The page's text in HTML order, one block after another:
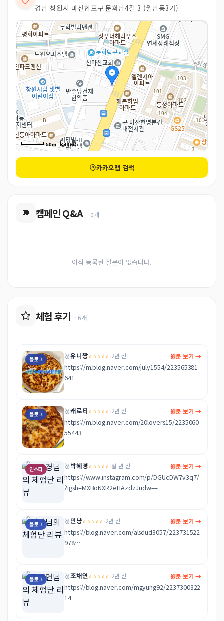
경남 창원시 마산합포구 문화남4길 3 (월남동3가)
50m
카카오맵 검색
💬 캠페인 Q&A · 0개
아직 등록된 질문이 없습니다.
체험 후기 · 6개
블로그 🥉유니짱⭐⭐⭐⭐⭐·2년 전 원문 보기 →
https://m.blog.naver.com/july1554/223565381
641
블로그 🥉캐로티⭐⭐⭐⭐⭐·2년 전 원문 보기 →
https://m.blog.naver.com/20lovers15/2235060
55443
인스타 🥉박혜경⭐⭐⭐⭐⭐·일 년 전 원문 보기 →
https://www.instagram.com/p/DGUcDW7v3q7/
?igsh=MXBoNXR2eHAzdzJudw==
블로그 🥉민냥⭐⭐⭐⭐⭐·2년 전 원문 보기 →
https://blog.naver.com/alsdud3057/223731522
978
블로그 🥉조채연⭐⭐⭐⭐⭐·2년 전 원문 보기 →
https://blog.naver.com/mgyung92/2237300322
14